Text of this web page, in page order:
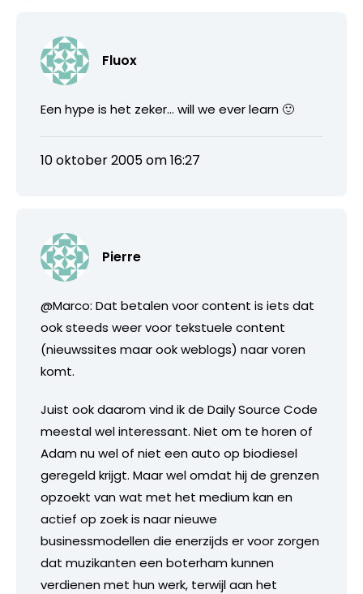
Fluox
Een hype is het zeker… will we ever learn 🙂
10 oktober 2005 om 16:27
Pierre
@Marco: Dat betalen voor content is iets dat
ook steeds weer voor tekstuele content
(nieuwssites maar ook weblogs) naar voren
komt.
Juist ook daarom vind ik de Daily Source Code
meestal wel interessant. Niet om te horen of
Adam nu wel of niet een auto op biodiesel
geregeld krijgt. Maar wel omdat hij de grenzen
opzoekt van wat met het medium kan en
actief op zoek is naar nieuwe
businessmodellen die enerzijds er voor zorgen
dat muzikanten een boterham kunnen
verdienen met hun werk, terwijl aan het